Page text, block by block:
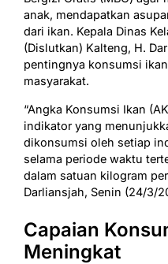
anak, mendapatkan
dari ikan. Kepala Dinas
(Dislutkan) Kalteng, H.
pentingnya konsumsi
masyarakat.
“Angka Konsumsi Ikan
indikator yang
dikonsumsi oleh setiap
selama periode waktu
dalam satuan kilogram
Darliansjah, Senin (24/3/
Capaian
Meningkat